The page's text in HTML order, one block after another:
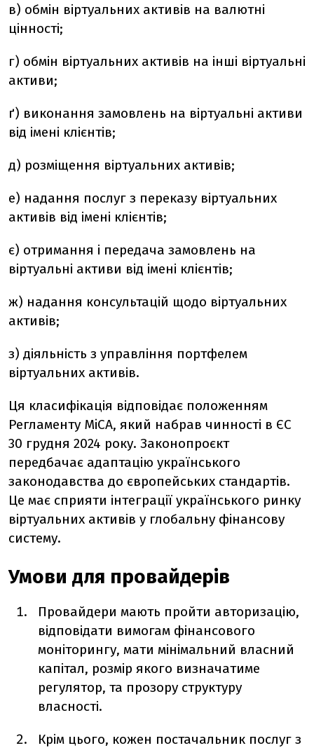
в) обмін віртуальних активів на валютні
цінності;
г) обмін віртуальних активів на інші віртуальні
активи;
ґ) виконання замовлень на віртуальні активи
від імені клієнтів;
д) розміщення віртуальних активів;
е) надання послуг з переказу віртуальних
активів від імені клієнтів;
є) отримання і передача замовлень на
віртуальні активи від імені клієнтів;
ж) надання консультацій щодо віртуальних
активів;
з) діяльність з управління портфелем
віртуальних активів.
Ця класифікація відповідає положенням
Регламенту MiCA, який набрав чинності в ЄС
30 грудня 2024 року. Законопроєкт
передбачає адаптацію українського
законодавства до європейських стандартів.
Це має сприяти інтеграції українського ринку
віртуальних активів у глобальну фінансову
систему.
Умови для провайдерів
Провайдери мають пройти авторизацію,
відповідати вимогам фінансового
моніторингу, мати мінімальний власний
капітал, розмір якого визначатиме
регулятор, та прозору структуру
власності.
Крім цього, кожен постачальник послуг з